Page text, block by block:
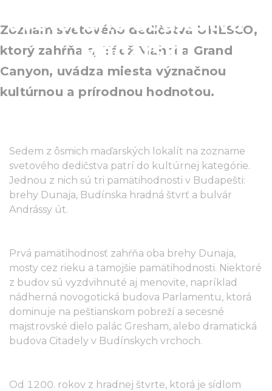
svetového dedičstva v
Maďarsku
Zoznam svetového dedičstva UNESCO,
ktorý zahŕňa aj Tádž Mahal a Grand
Canyon, uvádza miesta význačnou
kultúrnou a prírodnou hodnotou.
Sedem z ôsmich maďarských lokalít na zozname
svetového dedičstva patrí do kultúrnej kategórie.
Jednou z nich sú tri pamätihodnosti v Budapešti:
brehy Dunaja, Budínska hradná štvrť a bulvár
Andrássy út.
Prvá pamätihodnosť zahŕňa oba brehy Dunaja,
mosty cez rieku a tamojšie pamätihodnosti. Niektoré
z budov sú vyzdvihnuté aj menovite, napríklad
nádherná novogotická budova Parlamentu, ktorá
dominuje na peštianskom pobreží a secesné
majstrovské dielo palác Gresham, alebo dramatická
budova Citadely v Budínskych vrchoch.
Od 1200. rokov z hradnej štvrte, ktorá je sídlom